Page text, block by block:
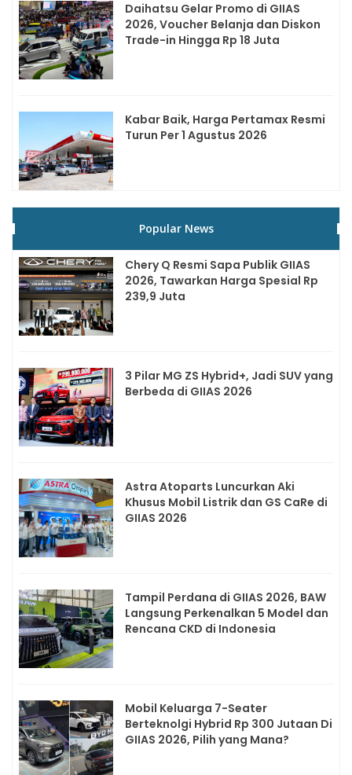
Daihatsu Gelar Promo di GIIAS
2026, Voucher Belanja dan Diskon
Trade-in Hingga Rp 18 Juta
Kabar Baik, Harga Pertamax Resmi
Turun Per 1 Agustus 2026
Popular News
Chery Q Resmi Sapa Publik GIIAS
2026, Tawarkan Harga Spesial Rp
239,9 Juta
3 Pilar MG ZS Hybrid+, Jadi SUV yang
Berbeda di GIIAS 2026
Astra Atoparts Luncurkan Aki
Khusus Mobil Listrik dan GS CaRe di
GIIAS 2026
Tampil Perdana di GIIAS 2026, BAW
Langsung Perkenalkan 5 Model dan
Rencana CKD di Indonesia
Mobil Keluarga 7-Seater
Berteknolgi Hybrid Rp 300 Jutaan Di
GIIAS 2026, Pilih yang Mana?